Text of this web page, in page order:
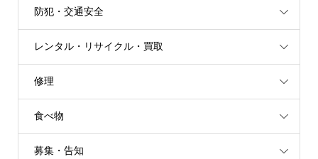
防犯・交通安全
レンタル・リサイクル・買取
修理
食べ物
募集・告知